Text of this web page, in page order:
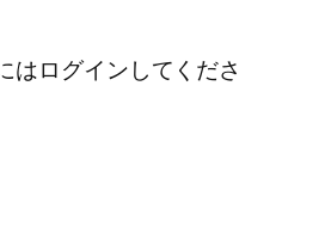
はログインしてくださ